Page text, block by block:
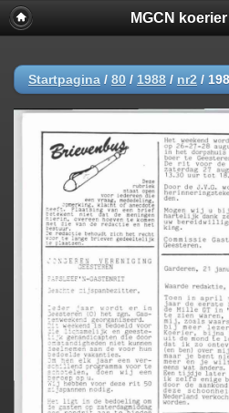
MGCN
Startpagina / 80 / 1988 / nr2 /